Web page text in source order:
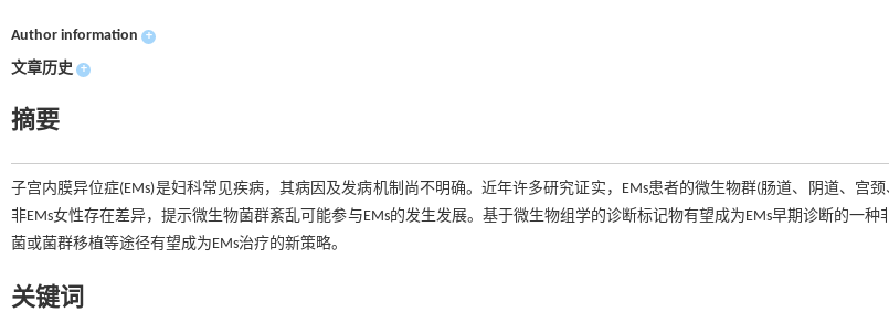
Author information +
文章历史 +
摘要
子宫内膜异位症(EMs)是妇科常见疾病，其病因及发病机制尚不明确。近年许多研究证实，EMs患者的微生物群(肠道、阴道、宫
非EMs女性存在差异，提示微生物菌群紊乱可能参与EMs的发生发展。基于微生物组学的诊断标记物有望成为EMs早期诊断的一种
菌或菌群移植等途径有望成为EMs治疗的新策略。
关键词